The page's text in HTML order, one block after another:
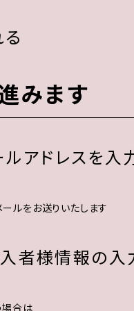
みます
アドレスを入
ルをお送りいたします
者様情報の入
場合は